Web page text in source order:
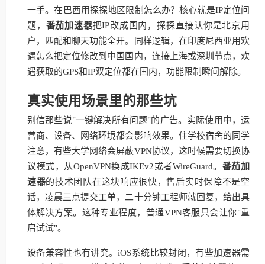
一手。在巴西用探探地区限制怎么办？核心就是IP定位问
题， 番茄加速器把IP改成国内，探探直接认你是北京用
户，匹配和聊天功能全开。同样逻辑，在印度尼西亚用欢
遇怎么把定位修改到中国国内，连接上海或深圳节点，欢
遇获取的GPS和IP双定位都在国内，功能限制瞬间解除。
真实使用场景里的那些坑
别信那些说"一键解决所有问题"的广告。实际使用中，运
营商、设备、网络环境都会影响效果。住学校宿舍的同学
注意，有些大学网络会屏蔽VPN协议，这时候需要切换协
议模式，从OpenVPN换成IKEv2或者WireGuard。 番茄加
速器的技术团队在这块响应很快，售后实时保障不是空
话，凌晨三点提交工单，二十分钟工程师就回复，给出具
体解决方案。这种专业程度，普通VPN客服只会让你"重
启试试"。
设备兼容性也有讲究。iOS系统比较封闭，有些加速器需